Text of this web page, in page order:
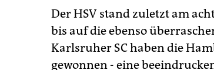
Der HSV stand zuletzt am
bis auf die ebenso
Karlsruher SC haben die
gewonnen - eine